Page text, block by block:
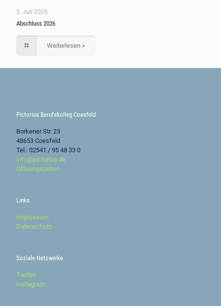
3. Juli 2026
Abschluss 2026
Weiterlesen >
Pictorius Berufskolleg Coesfeld
Borkener Str. 23
48653 Coesfeld
Tel.: 02541 / 95 48 33 0
info@pictorius.de
Öffnungszeiten
Links
Impressum
Datenschutz
Soziale Netzwerke
Twitter
Instagram